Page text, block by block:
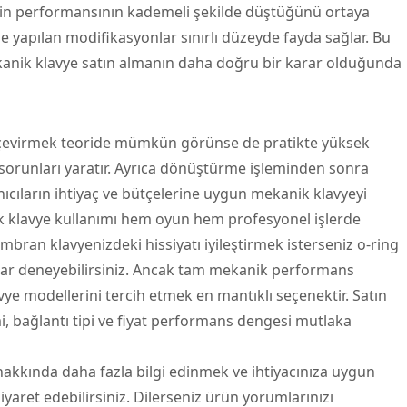
performansının kademeli şekilde düştüğünü ortaya
modifikasyonlar sınırlı düzeyde fayda sağlar. Bu
klavye satın almanın daha doğru bir karar olduğunda
teoride mümkün görünse de pratikte yüksek
yaratır. Ayrıca dönüştürme işleminden sonra
ihtiyaç ve bütçelerine uygun mekanik klavyeyi
kullanımı hem oyun hem profesyonel işlerde
klavyenizdeki hissiyatı iyileştirmek isterseniz o-ring
deneyebilirsiniz. Ancak tam mekanik performans
modellerini tercih etmek en mantıklı seçenektir. Satın
bağlantı tipi ve fiyat performans dengesi mutlaka
daha fazla bilgi edinmek ve ihtiyacınıza uygun
edebilirsiniz. Dilerseniz ürün yorumlarınızı